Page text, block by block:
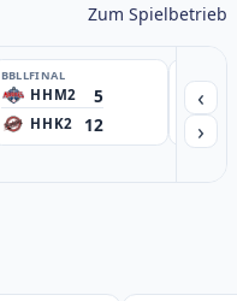
Zum Spielbetrieb
BBLLFINAL
HHM2 5
HHK2 12
‹
›